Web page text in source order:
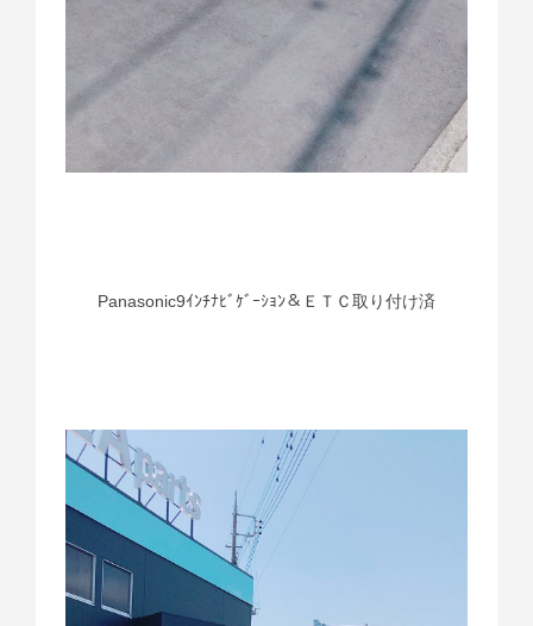
Panasonic9ｲﾝﾁﾅﾋﾞｹﾞｰｼｮﾝ＆ＥＴＣ取り付け済